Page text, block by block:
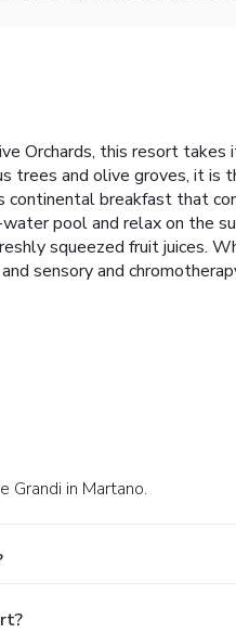
Orchards, this resort
trees and olive groves, it
breakfast that
pool and relax on the
squeezed fruit juices.
sensory and
Grandi in Martano.